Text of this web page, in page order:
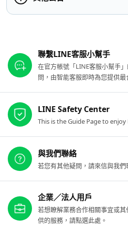
聯繫LINE客服小幫手
在官方帳號「LINE客服小幫手
問，由智能客服即時為您提供最
LINE Safety Center
This is the Guide Page to enjoy
與我們聯絡
若您有其他疑問，請來信與我們
企業／法人用戶
若想瞭解業務合作相關事宜或
供的服務，請點選此處。